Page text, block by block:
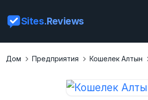
Sites.Reviews
Дом Предприятия Кошелек Алтын